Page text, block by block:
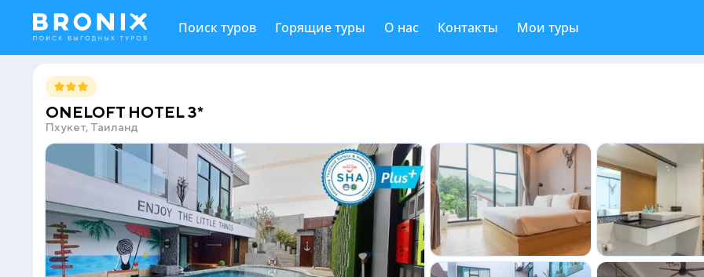
Поиск туров Горящие туры О нас Контакты Мои туры
ONELOFT HOTEL 3*
Пхукет, Таиланд